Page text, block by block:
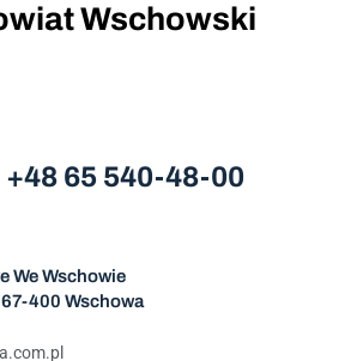
Wschowski
65 540-48-00
We Wschowie
400 Wschowa